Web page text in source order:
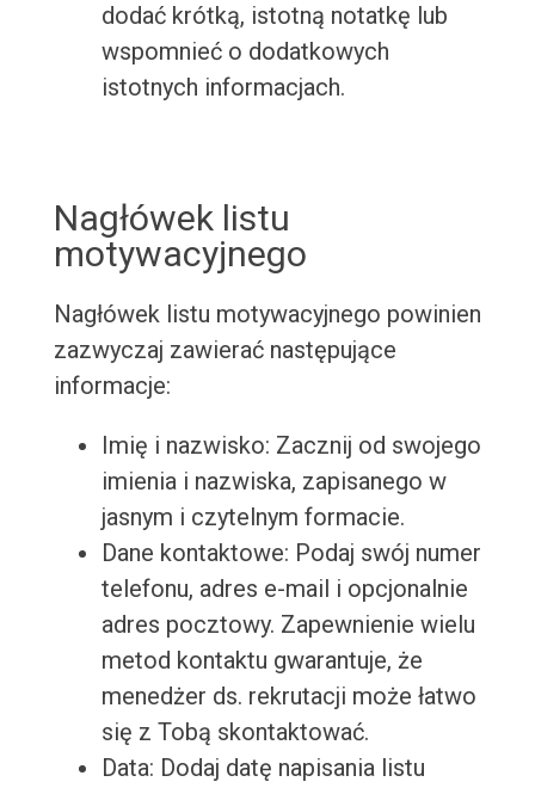
dodać krótką, istotną notatkę lub
wspomnieć o dodatkowych
istotnych informacjach.
Nagłówek listu
motywacyjnego
Nagłówek listu motywacyjnego powinien
zazwyczaj zawierać następujące
informacje:
Imię i nazwisko: Zacznij od swojego
imienia i nazwiska, zapisanego w
jasnym i czytelnym formacie.
Dane kontaktowe: Podaj swój numer
telefonu, adres e-mail i opcjonalnie
adres pocztowy. Zapewnienie wielu
metod kontaktu gwarantuje, że
menedżer ds. rekrutacji może łatwo
się z Tobą skontaktować.
Data: Dodaj datę napisania listu